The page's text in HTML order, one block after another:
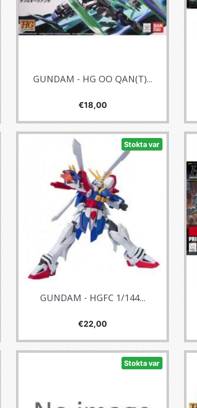
GUNDAM - HG OO QAN(T)...
Fiyat
€18,00
Stokta var
GUNDAM - HGFC 1/144...
Fiyat
€22,00
Stokta var